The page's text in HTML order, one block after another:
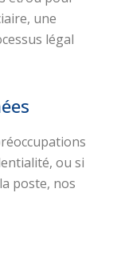
une
légal
ou si
poste, nos